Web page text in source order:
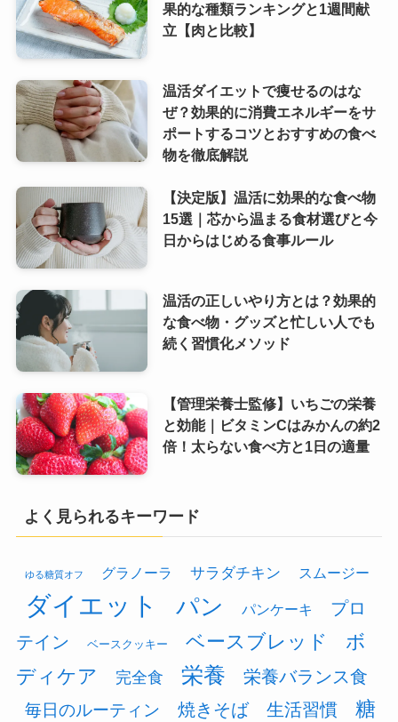
果的な種類ランキングと1週間献
立【肉と比較】
温活ダイエットで痩せるのはな
ぜ？効果的に消費エネルギーをサ
ポートするコツとおすすめの食べ
物を徹底解説
【決定版】温活に効果的な食べ物
15選｜芯から温まる食材選びと今
日からはじめる食事ルール
温活の正しいやり方とは？効果的
な食べ物・グッズと忙しい人でも
続く習慣化メソッド
【管理栄養士監修】いちごの栄養
と効能｜ビタミンCはみかんの約2
倍！太らない食べ方と1日の適量
よく見られるキーワード
ゆる糖質オフ グラノーラ サラダチキン スムージー
ダイエット パン パンケーキ
プロ
テイン
ベースクッキー ベースブレッド
ボ
ディケア
完全食 栄養 栄養バランス食
毎日のルーティン 焼きそば 生活習慣 糖